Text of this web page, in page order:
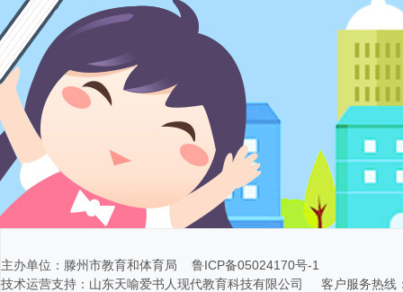
主办单位：滕州市教育和体育局 鲁ICP备05024170号-1
技术运营支持：山东天喻爱书人现代教育科技有限公司 客户服务热